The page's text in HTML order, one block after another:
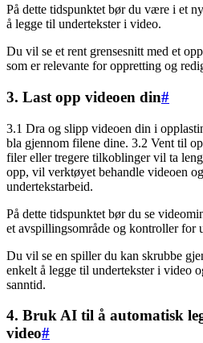
På dette tidspunktet bør du være i et
å legge til undertekster i video.
Du vil se et rent grensesnitt med et
som er relevante for oppretting og
3. Last opp videoen din#
3.1 Dra og slipp videoen din i
bla gjennom filene dine. 3.2 Vent til
filer eller tregere tilkoblinger vil ta
opp, vil verktøyet behandle videoen
undertekstarbeid.
På dette tidspunktet bør du se
et avspillingsområde og kontroller for
Du vil se en spiller du kan skrubbe
enkelt å legge til undertekster i video
sanntid.
4. Bruk AI til å automatisk
video#